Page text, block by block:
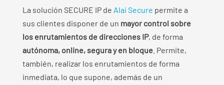
La solución SECURE IP de Alai Secure permite a
sus clientes disponer de un mayor control sobre
los enrutamientos de direcciones IP, de forma
autónoma, online, segura y en bloque. Permite,
también, realizar los enrutamientos de forma
inmediata, lo que supone, además de un